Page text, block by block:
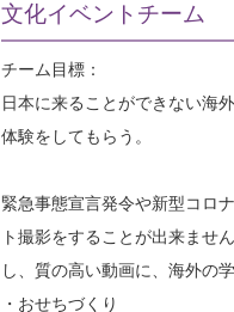
文化イベントチーム
チーム目標：
日本に来ることができない海
体験をしてもらう。
緊急事態宣言発令や新型コロ
ト撮影をすることが出来ませ
し、質の高い動画に、海外の
・おせちづくり